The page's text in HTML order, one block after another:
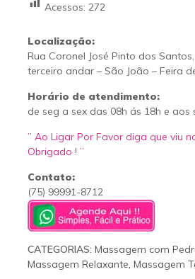
Acessos: 272
Localização:
Rua Coronel José Pinto dos
terceiro andar – São João – Feira
Horário de atendimento:
de seg a sex das 08h ás 18h e aos
” Ao Ligar Por Favor diga que viu
Obrigado ! ”
Contato:
(75) 99991-8712
CATEGORIAS: Massagem com
Massagem Relaxante, Massagem